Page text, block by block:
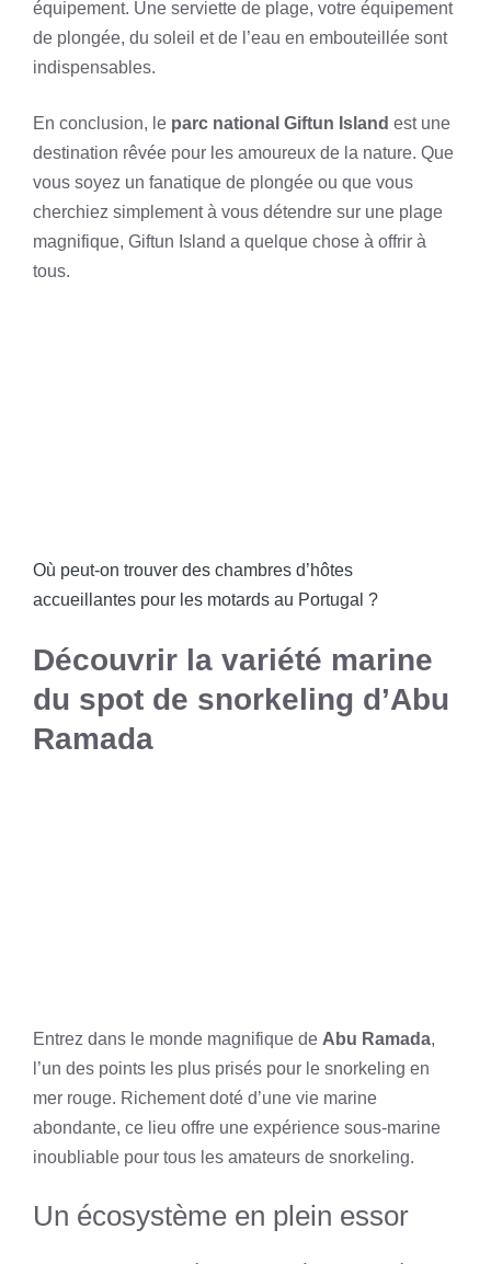
équipement. Une serviette de plage, votre équipement
de plongée, du soleil et de l’eau en embouteillée sont
indispensables.
En conclusion, le parc national Giftun Island est une
destination rêvée pour les amoureux de la nature. Que
vous soyez un fanatique de plongée ou que vous
cherchiez simplement à vous détendre sur une plage
magnifique, Giftun Island a quelque chose à offrir à
tous.
Où peut-on trouver des chambres d’hôtes
accueillantes pour les motards au Portugal ?
Découvrir la variété marine
du spot de snorkeling d’Abu
Ramada
Entrez dans le monde magnifique de Abu Ramada,
l’un des points les plus prisés pour le snorkeling en
mer rouge. Richement doté d’une vie marine
abondante, ce lieu offre une expérience sous-marine
inoubliable pour tous les amateurs de snorkeling.
Un écosystème en plein essor